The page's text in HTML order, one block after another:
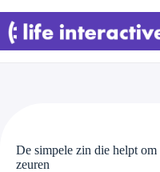
naar
de
inhoud
De simpele zin die helpt om
zeuren